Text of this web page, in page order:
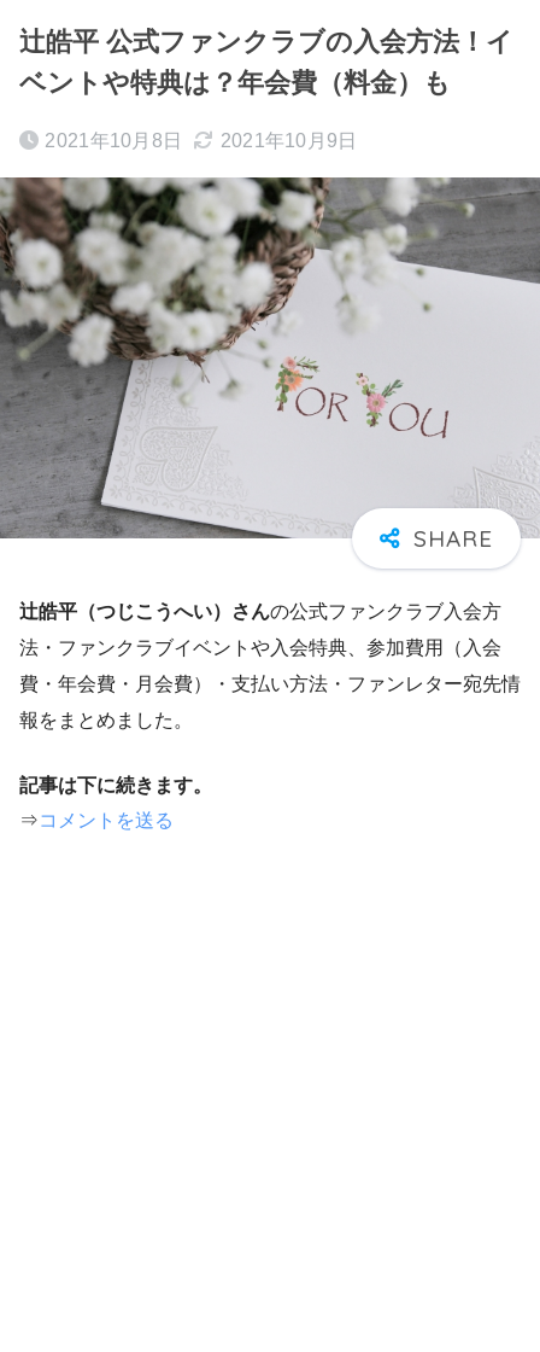
辻皓平 公式ファンクラブの入会方法！イ
ベントや特典は？年会費（料金）も
2021年10月8日 2021年10月9日
辻皓平（つじこうへい） さんの公式ファンクラブ入会方
法・ファンクラブイベントや入会特典、参加費用（入会
費・年会費・月会費）・支払い方法・ファンレター宛先情
報をまとめました。
記事は下に続きます。
⇒コメントを送る